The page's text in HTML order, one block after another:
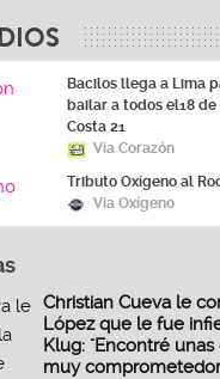
Bacilos llega a Lima
bailar a todos el18
Costa 21
Vía Corazón
Tributo Oxígeno al
Vía Oxígeno
Christian Cueva le
López que le fue
Klug: "Encontré
muy